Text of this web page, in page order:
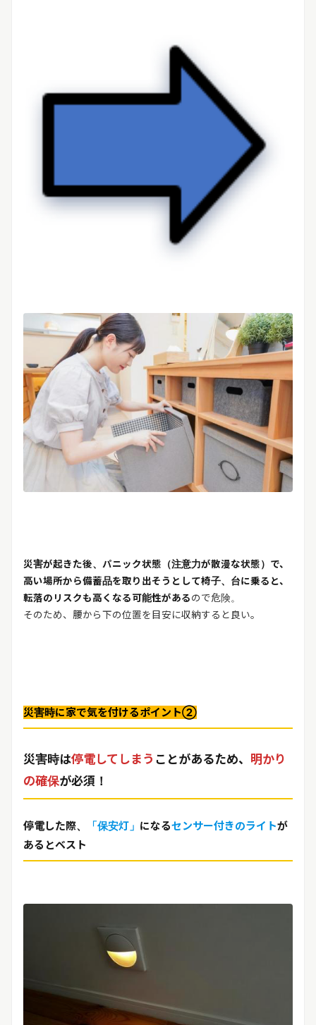
災害が起きた後、パニック状態（注意力が散漫な状態）で、
高い場所から備蓄品を取り出そうとして椅子、台に乗ると、
転落のリスクも高くなる可能性があるので危険。
そのため、腰から下の位置を目安に収納すると良い。
災害時に家で気を付けるポイント②
災害時は停電してしまう ことがあるため、 明かり
の確保が必須！
停電した際、 「保安灯」 になるセンサー付きのライトが
あるとベスト